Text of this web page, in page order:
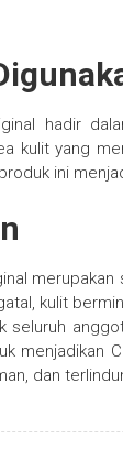
hadir
kulit yang
ini
kulit
seluruh
menjadikan
dan